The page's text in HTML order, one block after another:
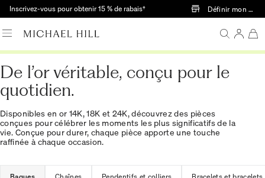
Passer au contenu principal
Inscrivez-vous pour obtenir 15 % de rabais† Définir mon
De l’or véritable, conçu pour le
quotidien.
Disponibles en or 14K, 18K et 24K, découvrez des pièces
conçues pour célébrer les moments les plus significatifs de la
vie. Conçue pour durer, chaque pièce apporte une touche
raffinée à chaque occasion.